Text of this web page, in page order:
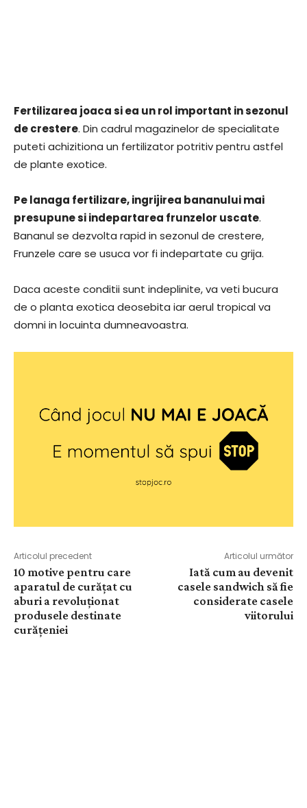
Fertilizarea joaca si ea un rol important in sezonul
de crestere. Din cadrul magazinelor de specialitate
puteti achizitiona un fertilizator potritiv pentru astfel
de plante exotice.
Pe lanaga fertilizare, ingrijirea bananului mai
presupune si indepartarea frunzelor uscate.
Bananul se dezvolta rapid in sezonul de crestere,
Frunzele care se usuca vor fi indepartate cu grija.
Daca aceste conditii sunt indeplinite, va veti bucura
de o planta exotica deosebita iar aerul tropical va
domni in locuinta dumneavoastra.
Articolul precedent
10 motive pentru care
aparatul de curățat cu
aburi a revoluționat
produsele destinate
curățeniei
Articolul următor
Iată cum au devenit
casele sandwich să fie
considerate casele
viitorului